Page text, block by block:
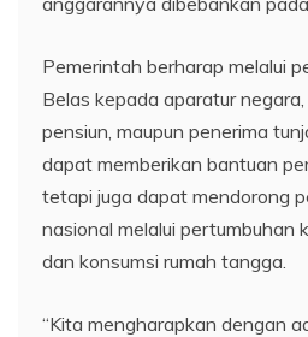
Pemerintah berharap melalui
Belas kepada aparatur
pensiun, maupun penerima
dapat memberikan bantuan
tetapi juga dapat mendorong
nasional melalui pertumbuhan
dan konsumsi rumah tangga.
“Kita mengharapkan dengan